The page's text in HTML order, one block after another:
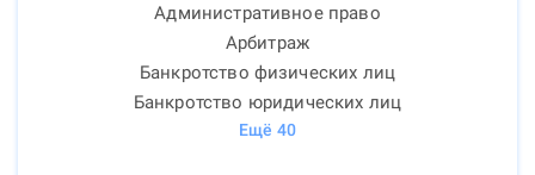
Административное право
Арбитраж
Банкротство физических лиц
Банкротство юридических лиц
Ещё 40